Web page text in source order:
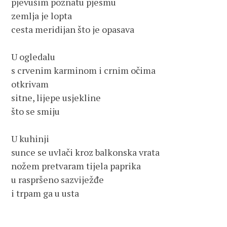
zemlja je lopta
cesta meridijan što je opasava
U ogledalu
s crvenim karminom i crnim očima
otkrivam
sitne, lijepe usjekline
što se smiju
U kuhinji
sunce se uvlači kroz balkonska vrata
nožem pretvaram tijela paprika
u raspršeno sazviježđe
i trpam ga u usta